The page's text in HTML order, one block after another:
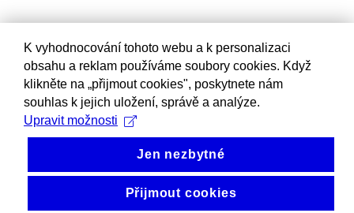
K vyhodnocování tohoto webu a k personalizaci
obsahu a reklam používáme soubory cookies. Když
klikněte na „přijmout cookies", poskytnete nám
souhlas k jejich uložení, správě a analýze.
Upravit možnosti
Jen nezbytné
Přijmout cookies